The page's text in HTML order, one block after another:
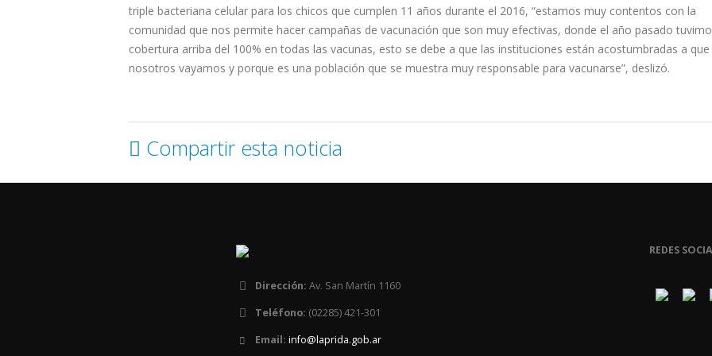
triple bacteriana celular para los chicos que cumplen 11 años durante el 2016, “estamos muy contentos con la
comunidad que nos permite hacer campañas de vacunación que son muy efectivas, donde el año pasado
cobertura arriba del 100% en todas las vacunas, esto se debe a que las instituciones están acostumbradas a que
nosotros vayamos y porque es una población que se muestra muy responsable para vacunarse”, deslizó.
Compartir esta noticia
Dirección: Av. San Martín 1160
Teléfono: (02285) 421-301
Email: info@laprida.gob.ar
REDES